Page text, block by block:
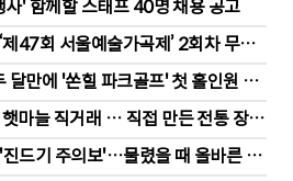
' 함께할 스태프 40명 채용 공고
47회 서울예술가곡제’ 2회차 무대
달만에 '쏜힐 파크골프' 첫 홀인원 주
마늘 직거래 … 직접 만든 전통 장류
드기 주의보'…물렸을 때 올바른 대